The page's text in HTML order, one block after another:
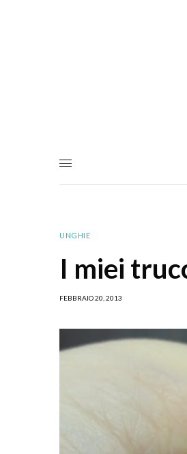
UNGHIE
I miei
FEBBRAIO 20, 2013